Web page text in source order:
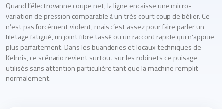
Quand l’électrovanne coupe net, la ligne encaisse une micro-
variation de pression comparable à un très court coup de bélier. Ce
n’est pas forcément violent, mais c’est assez pour faire parler un
filetage fatigué, un joint fibre tassé ou un raccord rapide qui n’appuie
plus parfaitement. Dans les buanderies et locaux techniques de
Kelmis, ce scénario revient surtout sur les robinets de puisage
utilisés sans attention particulière tant que la machine remplit
normalement.